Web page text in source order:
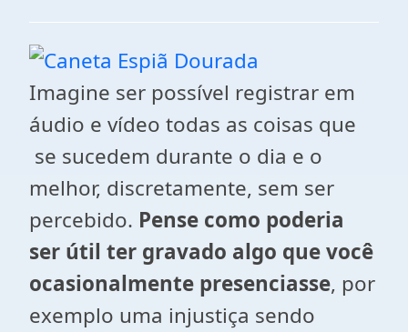
Imagine ser possível registrar em
áudio e vídeo todas as coisas que
se sucedem durante o dia e o
melhor, discretamente, sem ser
percebido. Pense como poderia
ser útil ter gravado algo que você
ocasionalmente presenciasse, por
exemplo uma injustiça sendo